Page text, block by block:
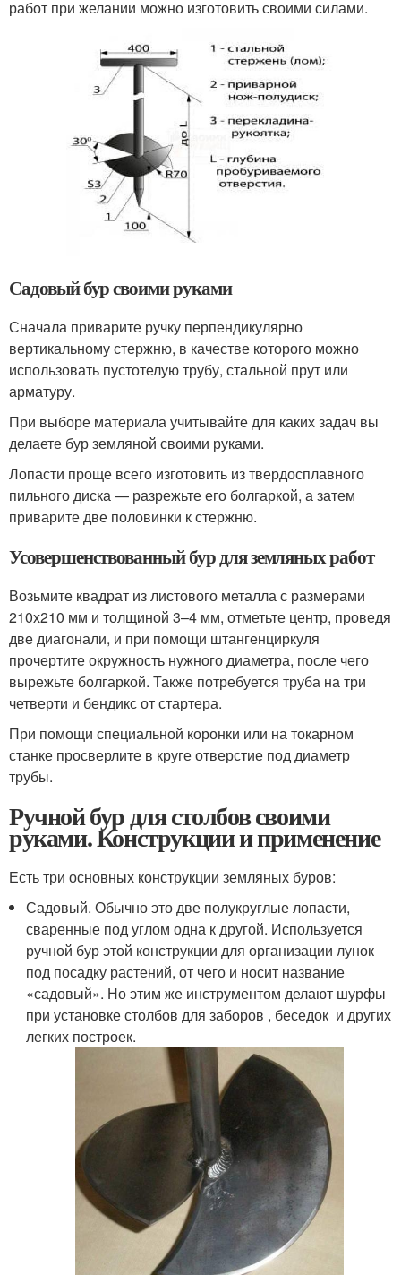
работ при желании можно изготовить своими силами.
Садовый бур своими руками
Сначала приварите ручку перпендикулярно
вертикальному стержню, в качестве которого можно
использовать пустотелую трубу, стальной прут или
арматуру.
При выборе материала учитывайте для каких задач вы
делаете бур земляной своими руками.
Лопасти проще всего изготовить из твердосплавного
пильного диска — разрежьте его болгаркой, а затем
приварите две половинки к стержню.
Усовершенствованный бур для земляных работ
Возьмите квадрат из листового металла с размерами
210х210 мм и толщиной 3–4 мм, отметьте центр, проведя
две диагонали, и при помощи штангенциркуля
прочертите окружность нужного диаметра, после чего
вырежьте болгаркой. Также потребуется труба на три
четверти и бендикс от стартера.
При помощи специальной коронки или на токарном
станке просверлите в круге отверстие под диаметр
трубы.
Ручной бур для столбов своими
руками. Конструкции и применение
Есть три основных конструкции земляных буров:
Садовый. Обычно это две полукруглые лопасти,
сваренные под углом одна к другой. Используется
ручной бур этой конструкции для организации лунок
под посадку растений, от чего и носит название
«садовый». Но этим же инструментом делают шурфы
при установке столбов для заборов , беседок и других
легких построек.